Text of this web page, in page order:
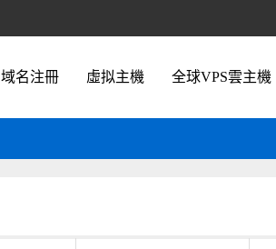
域名注冊 虛拟主機 全球VPS雲主機